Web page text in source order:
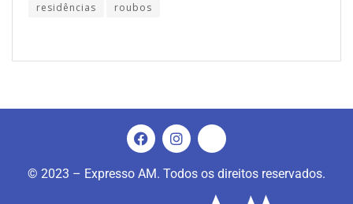
residências
roubos
© 2023 – Expresso AM. Todos os direitos reservados.